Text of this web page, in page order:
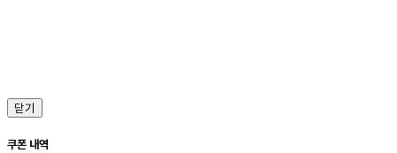
닫기
쿠폰 내역